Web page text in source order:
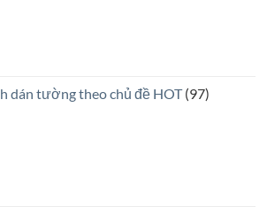
dán tường theo chủ đề HOT(97)